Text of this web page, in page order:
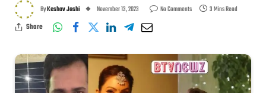
ByKeshav Joshi November 13, 2023 No Comments
3 Mins Read
Share